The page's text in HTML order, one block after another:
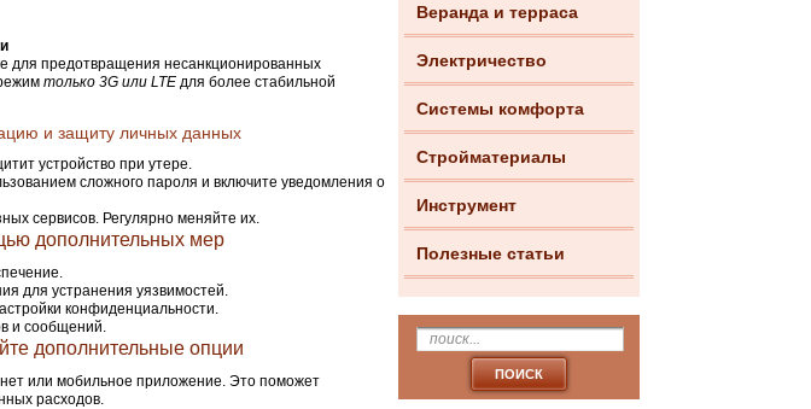
Веранда и терраса
Электричество
Системы комфорта
Стройматериалы
Инструмент
Полезные статьи
для предотвращения несанкционированных
только 3G или LTE для более стабильной
и защиту личных данных
устройство при утере.
сложного пароля и включите уведомления о
сервисов. Регулярно меняйте их.
дополнительных мер
для устранения уязвимостей.
конфиденциальности.
и сообщений.
дополнительные опции
или мобильное приложение. Это поможет
расходов.